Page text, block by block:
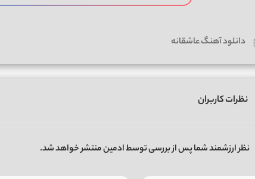
دانلود آهنگ عاشقانه
نظرات کاربران
نظر ارزشمند شما پس از بررسی توسط ادمین منتشر خواهد شد.